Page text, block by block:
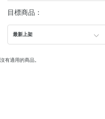
目標商品：
最新上架
沒有適用的商品。